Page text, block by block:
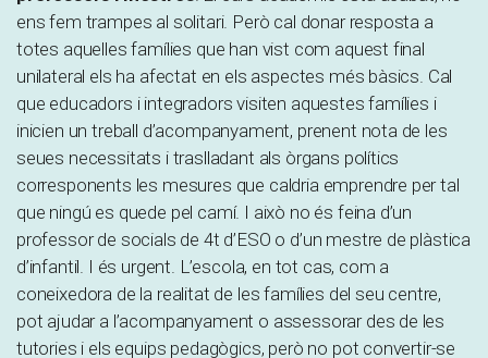
ens fem trampes al solitari. Però cal donar resposta a
totes aquelles famílies que han vist com aquest final
unilateral els ha afectat en els aspectes més bàsics. Cal
que educadors i integradors visiten aquestes famílies i
inicien un treball d’acompanyament, prenent nota de les
seues necessitats i traslladant als òrgans polítics
corresponents les mesures que caldria emprendre per tal
que ningú es quede pel camí. I això no és feina d’un
professor de socials de 4t d’ESO o d’un mestre de plàstica
d’infantil. I és urgent. L’escola, en tot cas, com a
coneixedora de la realitat de les famílies del seu centre,
pot ajudar a l’acompanyament o assessorar des de les
tutories i els equips pedagògics, però no pot convertir-se